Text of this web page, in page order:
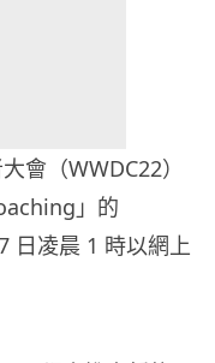
會（WWDC22）
」的
日凌晨 1 時以網上